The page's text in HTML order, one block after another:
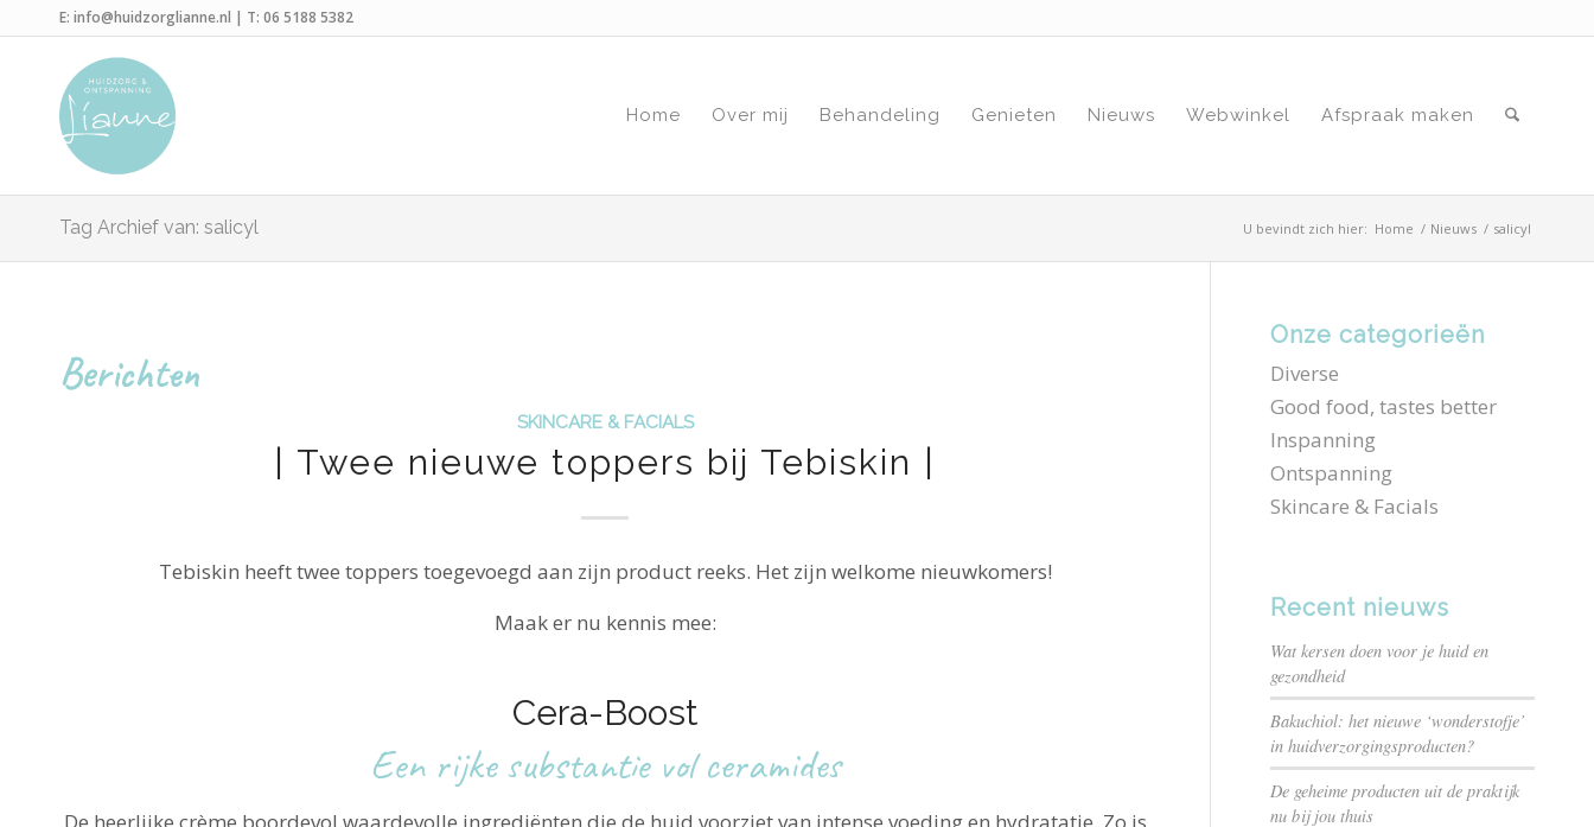
E: info@huidzorglianne.nl | T: 06 5188 5382
Home Over mij Behandeling Genieten Nieuws Webwinkel Afspraak maken
Tag Archief van: salicyl U bevindt zich hier: Home / Nieuws / salicyl
Berichten
SKINCARE & FACIALS
| Twee nieuwe toppers bij Tebiskin |
Tebiskin heeft twee toppers toegevoegd aan zijn product reeks. Het zijn welkome nieuwkomers!
Maak er nu kennis mee:
Cera-Boost
Een rijke substantie vol ceramides
De heerlijke crème boordevol waardevolle ingrediënten die de huid voorziet van intense voeding en hydratatie. Zo is
Onze categorieën
Diverse
Good food, tastes better
Inspanning
Ontspanning
Skincare & Facials
Recent nieuws
Wat kersen doen voor je huid en
gezondheid
Bakuchiol: het nieuwe ‘wonderstofje’
in huidverzorgingsproducten?
De geheime producten uit de praktijk
nu bij jou thuis